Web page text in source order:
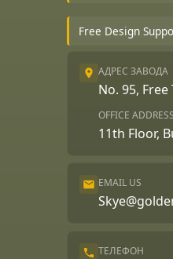
Free Design
АДРЕС ЗАВОДА
No. 95,
OFFICE ADDRESS
11th Floor,
EMAIL US
ТЕЛЕФОН